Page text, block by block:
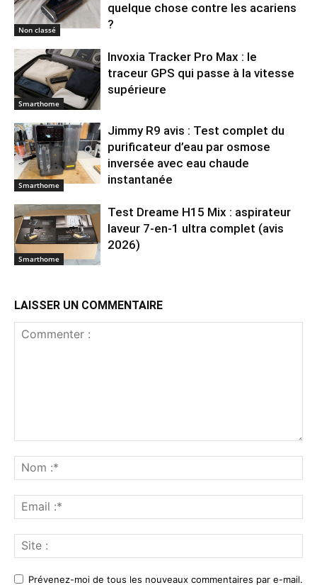
Non classé
quelque chose contre les acariens
?
Smarthome
Invoxia Tracker Pro Max : le
traceur GPS qui passe à la vitesse
supérieure
Smarthome
Jimmy R9 avis : Test complet du
purificateur d’eau par osmose
inversée avec eau chaude
instantanée
Smarthome
Test Dreame H15 Mix : aspirateur
laveur 7-en-1 ultra complet (avis
2026)
LAISSER UN COMMENTAIRE
:*
:*
:
Prévenez-moi de tous les nouveaux commentaires par e-mail.